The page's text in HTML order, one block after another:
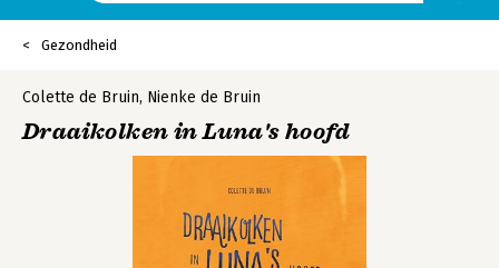
Gezondheid
Colette de Bruin, Nienke de Bruin
Draaikolken in Luna's hoofd